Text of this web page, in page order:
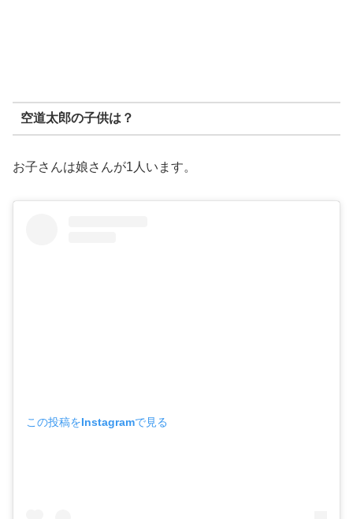
空道太郎の子供は？
お子さんは娘さんが1人います。
この投稿をInstagramで見る